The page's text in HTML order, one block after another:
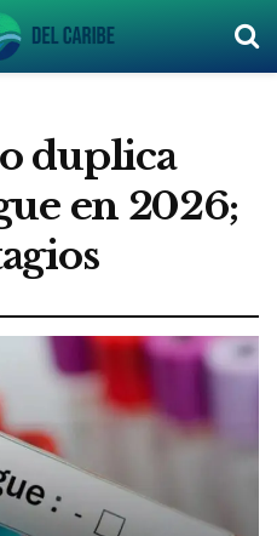
duplica
en 2026;